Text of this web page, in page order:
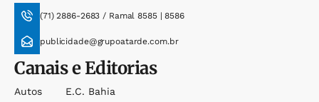
(71) 2886-2683 / Ramal 8585 | 8586
publicidade@grupoatarde.com.br
Canais e Editorias
Autos
E.c. Bahia